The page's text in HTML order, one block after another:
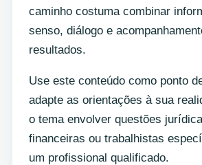
caminho costuma combinar
senso, diálogo e
resultados.
Use este conteúdo como ponto
adapte as orientações à sua
o tema envolver questões
financeiras ou trabalhistas
um profissional qualificado.